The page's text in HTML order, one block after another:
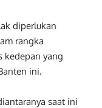
diperlukan
rangka
kedepan yang
ini.
saat ini